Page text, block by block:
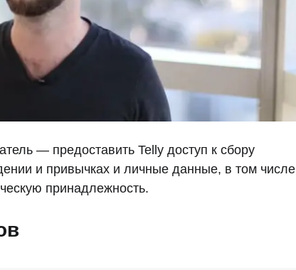
— предоставить Telly доступ к сбору
и привычках и личные данные, в том числе
принадлежность.